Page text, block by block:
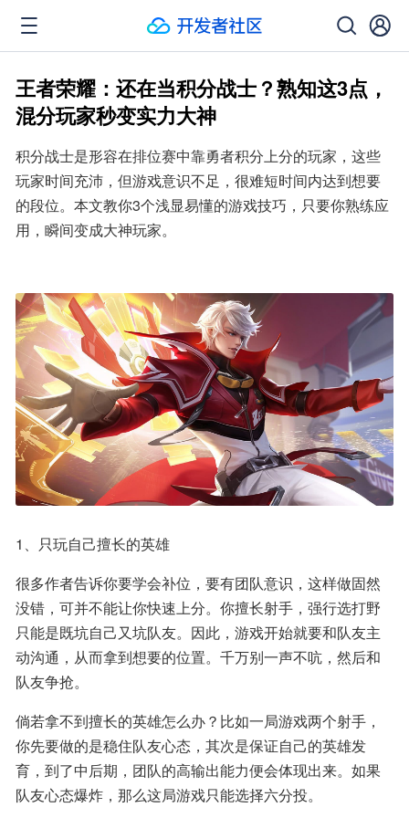
王者荣耀：还在当积分战士？熟知这3点，
混分玩家秒变实力大神
积分战士是形容在排位赛中靠勇者积分上分的玩家，这些
玩家时间充沛，但游戏意识不足，很难短时间内达到想要
的段位。本文教你3个浅显易懂的游戏技巧，只要你熟练应
用，瞬间变成大神玩家。
1、只玩自己擅长的英雄
很多作者告诉你要学会补位，要有团队意识，这样做固然
没错，可并不能让你快速上分。你擅长射手，强行选打野
只能是既坑自己又坑队友。因此，游戏开始就要和队友主
动沟通，从而拿到想要的位置。千万别一声不吭，然后和
队友争抢。
倘若拿不到擅长的英雄怎么办？比如一局游戏两个射手，
你先要做的是稳住队友心态，其次是保证自己的英雄发
育，到了中后期，团队的高输出能力便会体现出来。如果
队友心态爆炸，那么这局游戏只能选择六分投。